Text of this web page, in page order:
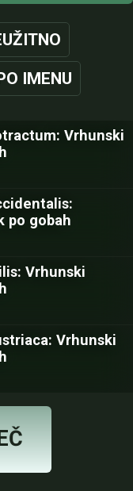
IMENU
Vrhunski
po gobah
Vrhunski
Vrhunski